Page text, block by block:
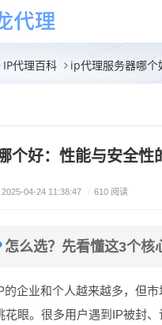
IP代理百科 ip代理服务器哪个好：性能与安
个好：性能与安全性
2025-04-24 11:38:47 / 610 阅读
怎么选？先看懂这3个核
的企业和个人越来越多，但市
花眼。很多用户遇到IP被封